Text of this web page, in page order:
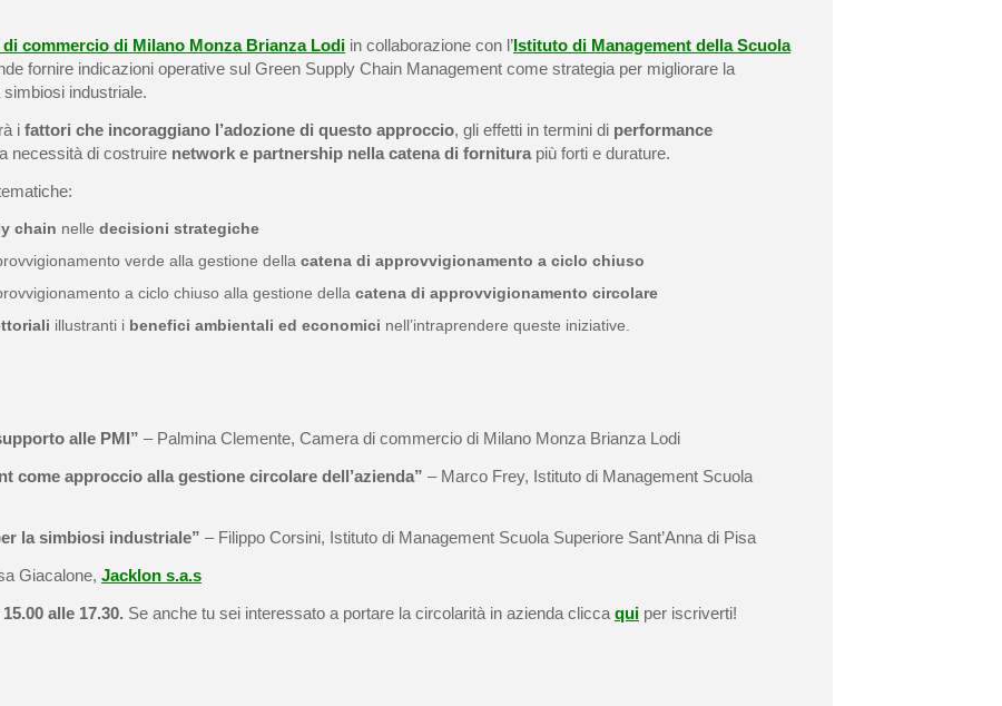
di commercio di Milano Monza Brianza Lodi in collaborazione con l’Istituto di Management della Scuola
fornire indicazioni operative sul Green Supply Chain Management come strategia per migliorare la
simbiosi industriale.
i fattori che incoraggiano l’adozione di questo approccio, gli effetti in termini di performance
necessità di costruire network e partnership nella catena di fornitura più forti e durature.
chain nelle decisioni strategiche
verde alla gestione della catena di approvvigionamento a ciclo chiuso
a ciclo chiuso alla gestione della catena di approvvigionamento circolare
illustranti i benefici ambientali ed economici nell’intraprendere queste iniziative.
alle PMI” – Palmina Clemente, Camera di commercio di Milano Monza Brianza Lodi
come approccio alla gestione circolare dell’azienda” – Marco Frey, Istituto di Management Scuola
la simbiosi industriale” – Filippo Corsini, Istituto di Management Scuola Superiore Sant’Anna di Pisa
Giacalone, Jacklon s.a.s
alle 17.30. Se anche tu sei interessato a portare la circolarità in azienda clicca qui per iscriverti!